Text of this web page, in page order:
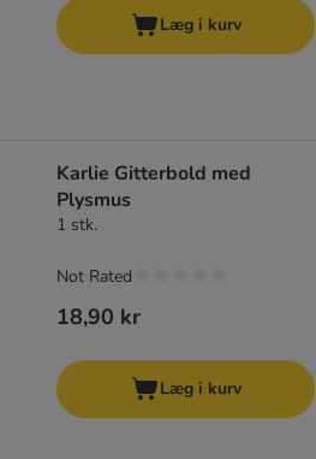
Læg i kurv
Karlie Gitterbold med
Plysmus
1 stk.
18,90 kr
Not Rated
Læg i kurv